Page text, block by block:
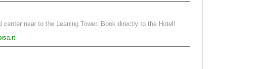
center near to the Leaning Tower. Book directly to the Hotel!